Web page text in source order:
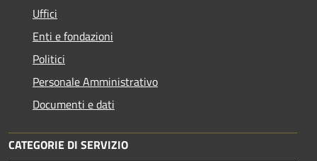
Uffici
Enti e fondazioni
Politici
Personale Amministrativo
Documenti e dati
CATEGORIE DI SERVIZIO